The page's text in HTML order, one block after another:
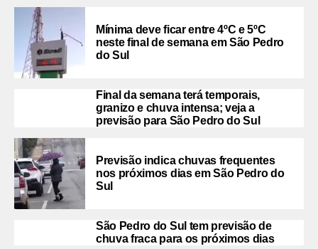
Mínima deve ficar entre 4ºC e 5ºC
neste final de semana em São Pedro
do Sul
Final da semana terá temporais,
granizo e chuva intensa; veja a
previsão para São Pedro do Sul
Previsão indica chuvas frequentes
nos próximos dias em São Pedro do
Sul
São Pedro do Sul tem previsão de
chuva fraca para os próximos dias